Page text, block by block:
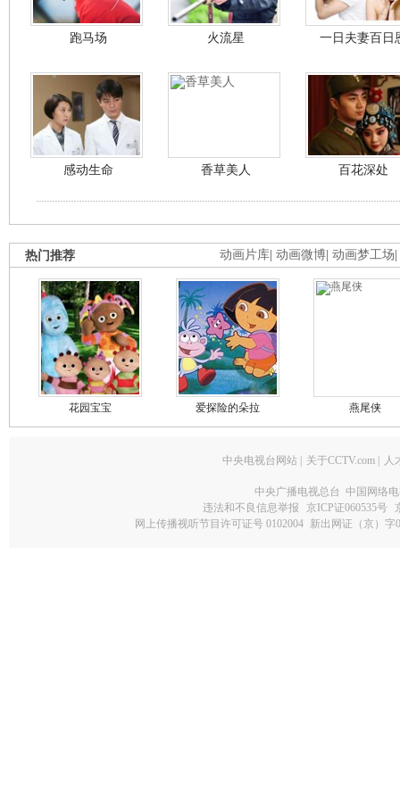
跑马场 火流星 一日夫妻百日
感动生命 香草美人 百花深处
动画片库 动画微博 动画梦工场
热门推荐
花园宝宝 爱探险的朵拉 燕尾侠
中央电视台网站 关于CCTV.com 人
中央广播电视总台 中国网络
违法和不良信息举报
京ICP证060535号
网上传播视听节目许可证号 0102004 新出网证（京）